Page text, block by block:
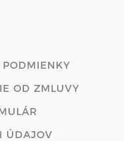
OD ZMLUVY
ÚDAJOV